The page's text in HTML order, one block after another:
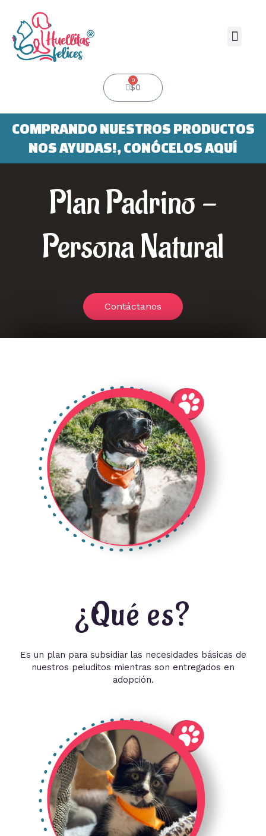
contenido
$0
0
Cart
COMPRANDO NUESTROS PRODUCTOS
NOS AYUDAS!, CONÓCELOS AQUÍ
Plan Padrino -
Persona Natural
Contáctanos
¿Qué es?
Es un plan para subsidiar las necesidades básicas de
nuestros peluditos mientras son entregados en
adopción.